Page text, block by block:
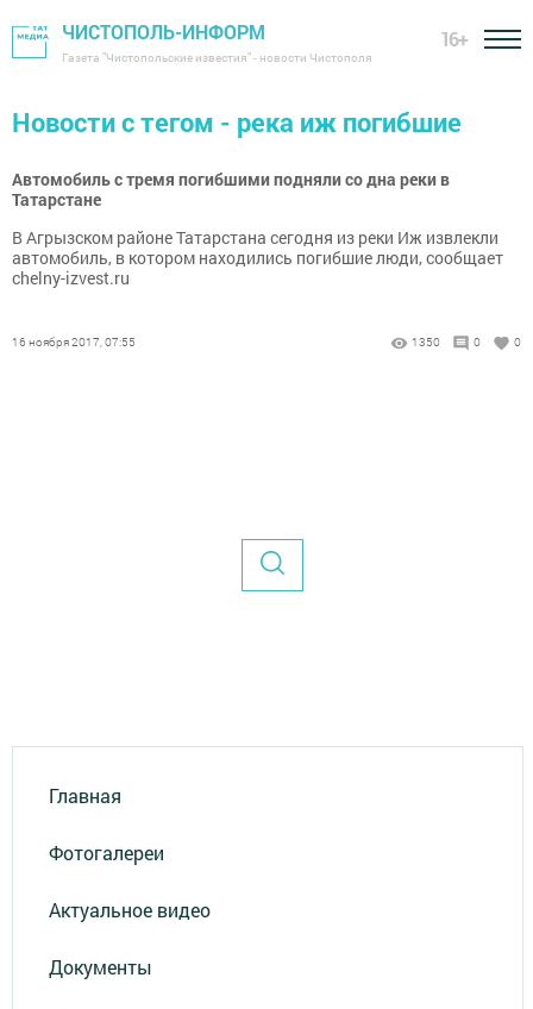
ЧИСТОПОЛЬ-ИНФОРМ
Газета "Чистопольские известия" - новости Чистополя
16+
Новости с тегом - река иж погибшие
Автомобиль с тремя погибшими подняли со дна реки в
Татарстане
В Агрызском районе Татарстана сегодня из реки Иж извлекли
автомобиль, в котором находились погибшие люди, сообщает
chelny-izvest.ru
16 ноября 2017, 07:55 1350 0 0
Главная
Фотогалереи
Актуальное видео
Документы